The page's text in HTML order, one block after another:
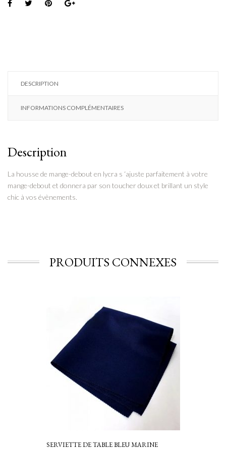
DESCRIPTION
INFORMATIONS COMPLÉMENTAIRES
Description
La housse de mange-debout en lycra s ‘ajuste parfaitement à votre
mange-debout et donnera par son toucher doux et brillant un style
chic à vos évènements.
PRODUITS CONNEXES
SERVIETTE DE TABLE BLEU MARINE